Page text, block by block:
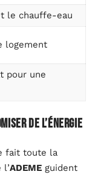
le chauffe-eau
logement
pour une
de l’énergie
fait toute la
ADEME guident